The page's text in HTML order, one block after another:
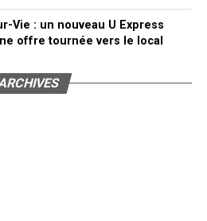
Vie : un nouveau U Express
offre tournée vers le local